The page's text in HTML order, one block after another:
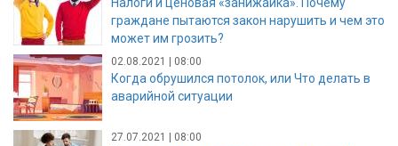
граждане пытаются закон нарушить и чем это
может им грозить?
02.08.2021 | 08:00
Когда обрушился потолок, или Что делать в
аварийной ситуации
27.07.2021 | 08:00